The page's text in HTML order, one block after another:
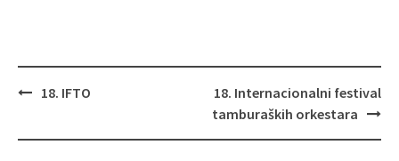
Post18. IFTO
18. Internacionalni festival
tamburaških orkestara